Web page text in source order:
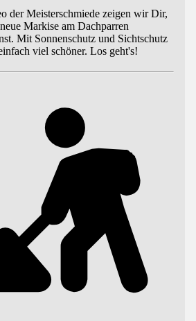
der Meisterschmiede zeigen wir Dir,
Markise am Dachparren
Mit Sonnenschutz und Sichtschutz
viel schöner. Los geht's!